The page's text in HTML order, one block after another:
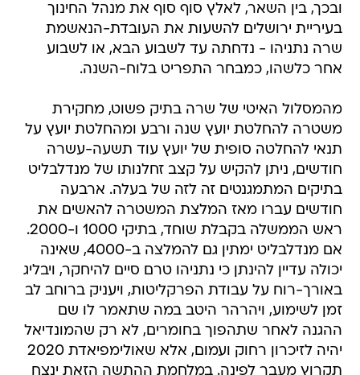
ובכך, בין השאר, לאלץ סוף סוף את מנהל החינוך
בעיריית ירושלים להשעות את העובדת-הנאשמת
שרה נתניהו - נדחתה עד לשבוע הבא, או לשבוע
אחר כלשהו, כמבחר התפריט בלוח-השנה.
מהמסלול האיטי של שרה בתיק פשוט, מחקירת
משטרה להחלטת יועץ שנה ורבע ומהחלטת יועץ על
תנאי להחלטה סופית של יועץ עוד תשעה-עשרה
חודשים, ניתן להקיש על קצב זחלנותו של מנדלבליט
בתיקים המתמגנטים זה לזה של בעלה. ארבעה
חודשים עברו מאז המלצת המשטרה להאשים את
ראש הממשלה בקבלת שוחד, בתיקי 1000 ו-2000.
אם מנדלבליט ימתין גם להמלצה ב-4000, שאינה
יכולה עדיין להינתן כי נתניהו טרם סיים להיחקר, ויבליג
באורך-רוח על עבודת הפרקליטות, ויעניק ברוחב לב
זמן לשימוע, ויהרהר היטב במה שתאמר לו שם
ההגנה לאחר שתהפוך בחומרים, לא רק שהמונדיאל
יהיה לזיכרון רחוק ועמום, אלא שאולימפיאדת 2020
תקרוץ מעבר לפינה. במלחמת ההתשה הזאת ינצח